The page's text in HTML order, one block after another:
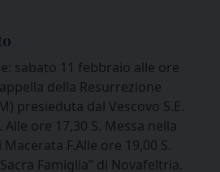
sabato 11 febbraio alle ore
della Resurrezione
presieduta dal Vescovo S.E.
ore 17,30 S. Messa nella
F.Alle ore 19,00 S.
Famiglia” di Novafeltria.